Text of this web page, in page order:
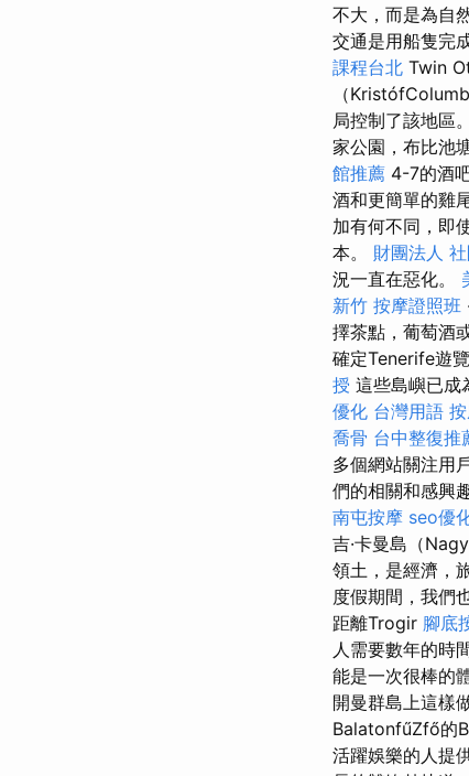
不大，而是為自
交通是用船隻完
課程台北 Twin
（
局控制了該地區。
家公園，布比池
館推薦 4-7的酒
酒和更簡單的雞
加有何不同，即
本。 財團法人 社
況一直在惡化。
新竹 按摩證照班
擇茶點，葡萄酒
確定Tenerife遊
授 這些島嶼已成
優化 台灣用語
喬骨 台中整復推
多個網站關注用
們的相關和感興
南屯按摩 seo優
吉·卡曼島（
領土，是經濟，
度假期間，我們
距離Trogir 腳底
人需要數年的時
能是一次很棒的
開曼群島上這樣
BalatonfűZfő的
活躍娛樂的人提